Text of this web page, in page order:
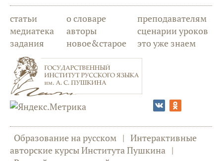
статьи
медиатека
задания
о словаре
авторы
новое&старое
преподавателям
сценарии уроков
это уже знаем
Образование на русском | Интерактивные
авторские курсы Института Пушкина |